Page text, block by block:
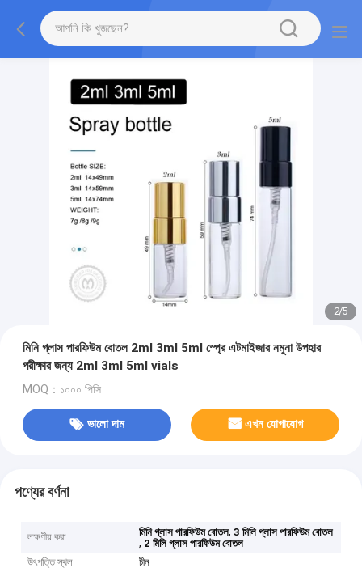
2/5
মিনি গ্লাস পারফিউম বোতল 2ml 3ml 5ml স্প্রে এটমাইজার নমুনা উপহার
পরীক্ষার জন্য 2ml 3ml 5ml vials
MOQ：১০০০ পিসি
ভালো দাম এখন যোগাযোগ
পণ্যের বর্ণনা
লক্ষণীয় করা মিনি গ্লাস পারফিউম বোতল,3 মিলি গ্লাস পারফিউম বোতল
, 2 মিলি গ্লাস পারফিউম বোতল
উৎপত্তি স্থল
চীন